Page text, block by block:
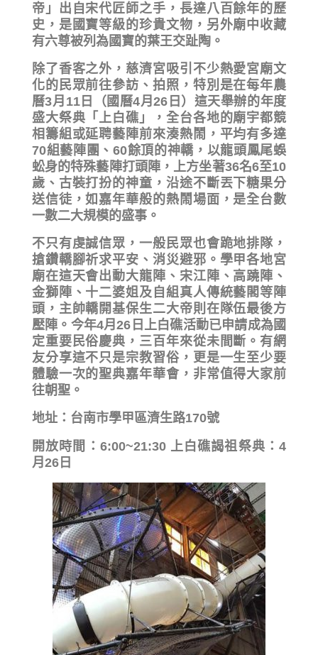
帝」出自宋代匠師之手，長達八百餘年的歷
史，是國寶等級的珍貴文物，另外廟中收藏
有六尊被列為國寶的葉王交趾陶。
除了香客之外，慈濟宮吸引不少熱愛宮廟文
化的民眾前往參訪、拍照，特別是在每年農
曆3月11日（國曆4月26日）這天舉辦的年度
盛大祭典「上白礁」，全台各地的廟宇都競
相籌組或延聘藝陣前來湊熱鬧，平均有多達
70組藝陣團、60餘頂的神轎，以龍頭鳳尾蜈
蚣身的特殊藝陣打頭陣，上方坐著36名6至10
歲、古裝打扮的神童，沿途不斷丟下糖果分
送信徒，如嘉年華般的熱鬧場面，是全台數
一數二大規模的盛事。
不只有虔誠信眾，一般民眾也會跪地排隊，
搶鑽轎腳祈求平安、消災避邪。學甲各地宮
廟在這天會出動大龍陣、宋江陣、高蹺陣、
金獅陣、十二婆姐及自組真人傳統藝閣等陣
頭，主帥轎開基保生二大帝則在隊伍最後方
壓陣。今年4月26日上白礁活動已申請成為國
定重要民俗慶典，三百年來從未間斷。有網
友分享這不只是宗教習俗，更是一生至少要
體驗一次的聖典嘉年華會，非常值得大家前
往朝聖。
地址：台南市學甲區濟生路170號
開放時間：6:00~21:30 上白礁謁祖祭典：4
月26日